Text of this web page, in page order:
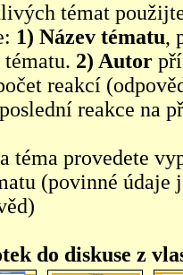
témat
1) Název tématu,
2) Autor
reakcí
reakce na
téma provedete
(povinné údaje
do diskuse z